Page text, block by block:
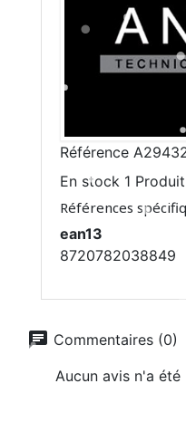
Référence
En stock 1 Produit
Références
ean13
8720782038849
chat Commentaires (0)
Aucun avis n'a